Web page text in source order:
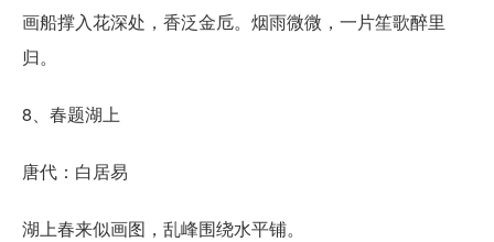
画船撑入花深处，香泛金卮。烟雨微微，一片笙歌醉里
归。
8、春题湖上
唐代：白居易
湖上春来似画图，乱峰围绕水平铺。